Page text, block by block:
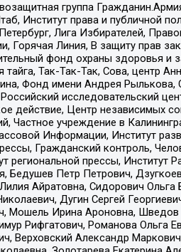
группа
Институт права и публичной
Лига Избирателей,
Горячая Линия, В защиту прав
фонд охраны здоровья
тайга, Так-Так-Так, Сова, центр
Фонд имени Андрея
Российский исследовательский
действие, Центр независимых
Частное учреждение в
Информации, Институт
Гражданский контроль,
региональной прессы,
Бедушев Петр Петрович,
Айратовна, Сидорович Ольга
Дугин Сергей
Мошель Ирина Ароновна, Шведов
Рифгатович, Романова Ольга
Верховский Александр